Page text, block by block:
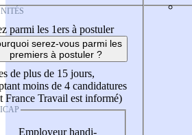
parmi les 1ers à postuler
serez-vous parmi les
premiers à postuler ?
de plus de 15 jours,
moins de 4 candidatures
France Travail est informé)
Employeur handi-